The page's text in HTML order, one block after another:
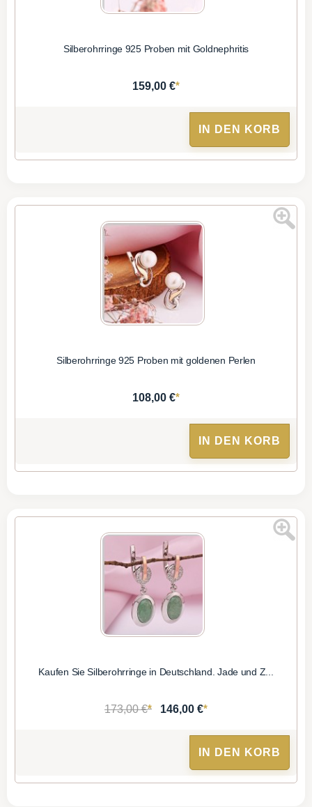
Silberohrringe 925 Proben mit Goldnephritis
159,00 €*
IN DEN KORB
Silberohrringe 925 Proben mit goldenen Perlen
108,00 €*
IN DEN KORB
Kaufen Sie Silberohrringe in Deutschland. Jade und Z...
173,00 €* 146,00 €*
IN DEN KORB